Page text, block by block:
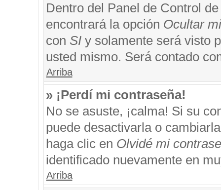
Dentro del Panel de Control
encontrará la opción Ocultar
con SIy solamente será visto
usted mismo. Será contado
Arriba
» ¡Perdí mi contraseña!
No se asuste, ¡calma! Si su
puede desactivarla o
haga clic en Olvidé mi
identificado nuevamente en
Arriba